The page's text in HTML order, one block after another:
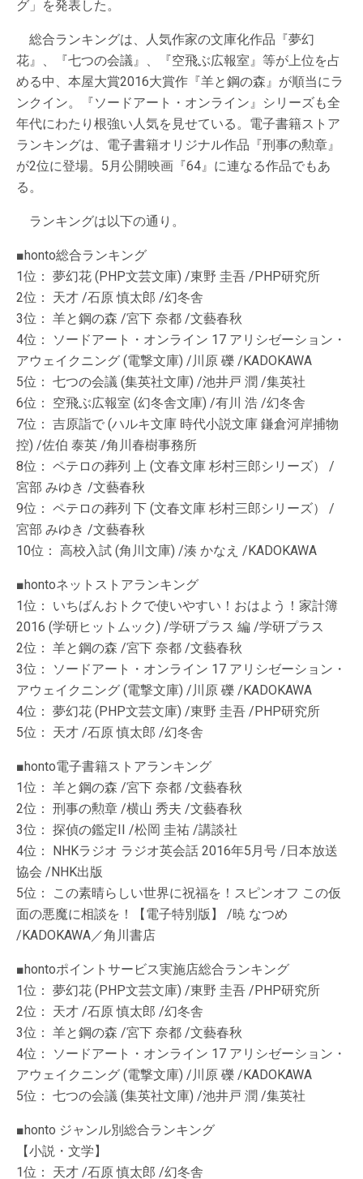
グ」を発表した。
総合ランキングは、人気作家の文庫化作品『夢幻
花』、『七つの会議』、『空飛ぶ広報室』等が上位を占
める中、本屋大賞2016大賞作『羊と鋼の森』が順当にラ
ンクイン。『ソードアート・オンライン』シリーズも全
年代にわたり根強い人気を見せている。電子書籍ストア
ランキングは、電子書籍オリジナル作品『刑事の勲章』
が2位に登場。5月公開映画『64』に連なる作品でもあ
る。
ランキングは以下の通り。
■honto総合ランキング
1位： 夢幻花 (PHP文芸文庫) /東野 圭吾 /PHP研究所
2位： 天才 /石原 慎太郎 /幻冬舎
3位： 羊と鋼の森 /宮下 奈都 /文藝春秋
4位： ソードアート・オンライン 17 アリシゼーション・
アウェイクニング (電撃文庫) /川原 礫 /KADOKAWA
5位： 七つの会議 (集英社文庫) /池井戸 潤 /集英社
6位： 空飛ぶ広報室 (幻冬舎文庫) /有川 浩 /幻冬舎
7位： 吉原詣で (ハルキ文庫 時代小説文庫 鎌倉河岸捕物
控) /佐伯 泰英 /角川春樹事務所
8位： ペテロの葬列 上 (文春文庫 杉村三郎シリーズ） /
宮部 みゆき /文藝春秋
9位： ペテロの葬列 下 (文春文庫 杉村三郎シリーズ） /
宮部 みゆき /文藝春秋
10位： 高校入試 (角川文庫) /湊 かなえ /KADOKAWA
■hontoネットストアランキング
1位： いちばんおトクで使いやすい！おはよう！家計簿
2016 (学研ヒットムック) /学研プラス 編 /学研プラス
2位： 羊と鋼の森 /宮下 奈都 /文藝春秋
3位： ソードアート・オンライン 17 アリシゼーション・
アウェイクニング (電撃文庫) /川原 礫 /KADOKAWA
4位： 夢幻花 (PHP文芸文庫) /東野 圭吾 /PHP研究所
5位： 天才 /石原 慎太郎 /幻冬舎
■honto電子書籍ストアランキング
1位： 羊と鋼の森 /宮下 奈都 /文藝春秋
2位： 刑事の勲章 /横山 秀夫 /文藝春秋
3位： 探偵の鑑定II /松岡 圭祐 /講談社
4位： NHKラジオ ラジオ英会話 2016年5月号 /日本放送
協会 /NHK出版
5位： この素晴らしい世界に祝福を！スピンオフ この仮
面の悪魔に相談を！【電子特別版】 /暁 なつめ
/KADOKAWA／角川書店
■hontoポイントサービス実施店総合ランキング
1位： 夢幻花 (PHP文芸文庫) /東野 圭吾 /PHP研究所
2位： 天才 /石原 慎太郎 /幻冬舎
3位： 羊と鋼の森 /宮下 奈都 /文藝春秋
4位： ソードアート・オンライン 17 アリシゼーション・
アウェイクニング (電撃文庫) /川原 礫 /KADOKAWA
5位： 七つの会議 (集英社文庫) /池井戸 潤 /集英社
■honto ジャンル別総合ランキング
【小説・文学】
1位： 天才 /石原 慎太郎 /幻冬舎